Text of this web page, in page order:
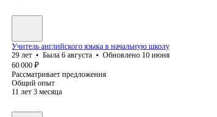
Учитель английского языка в начальную школу
29 лет • Была 6 августа • Обновлено 10 июня
60 000 ₽
Рассматривает предложения
Общий опыт
11 лет 3 месяца